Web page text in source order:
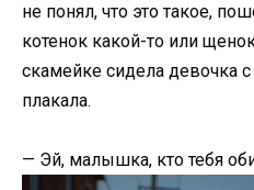
не понял, что это такое,
котенок какой-то или
скамейке сидела девочка
плакала.
— Эй, малышка, кто тебя